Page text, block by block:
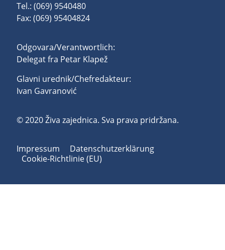
Tel.: (069) 9540480
Fax: (069) 95404824
Odgovara/Verantwortlich:
Delegat fra Petar Klapež
Glavni urednik/Chefredakteur:
Ivan Gavranović
© 2020 Živa zajednica. Sva prava pridržana.
Impressum
Datenschutzerklärung
Cookie-Richtlinie (EU)